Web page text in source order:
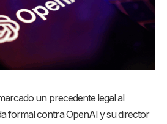
un precedente legal al
formal contra OpenAI y su director